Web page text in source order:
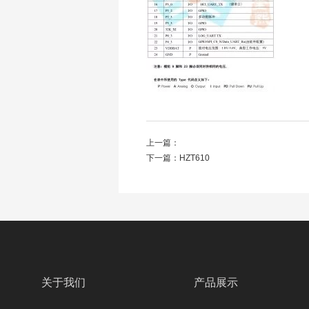
上一篇：
下一篇： HZT610
关于我们 产品展示